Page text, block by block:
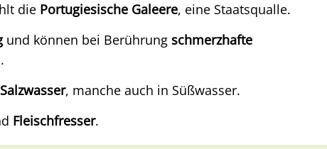
die Portugiesische Galeere, eine Staatsqualle.
und können bei Berührung schmerzhafte
Salzwasser, manche auch in Süßwasser.
Fleischfresser.